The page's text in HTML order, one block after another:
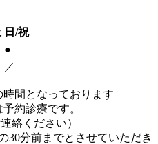
日/祝
●
／
間となっております
約診療です。
絡ください）
30分前までとさせていただき